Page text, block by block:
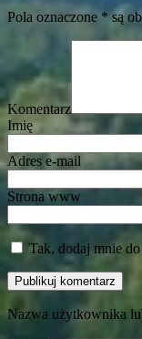
Pola oznaczone * są
Komentarz
Imię
Adres e-mail
Strona www
Tak, dodaj mnie
Nazwa użytkownika